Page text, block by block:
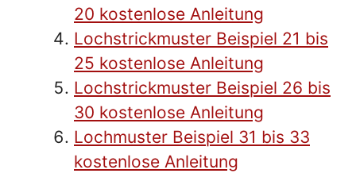
20 kostenlose Anleitung
Lochstrickmuster Beispiel 21 bis
25 kostenlose Anleitung
Lochstrickmuster Beispiel 26 bis
30 kostenlose Anleitung
Lochmuster Beispiel 31 bis 33
kostenlose Anleitung